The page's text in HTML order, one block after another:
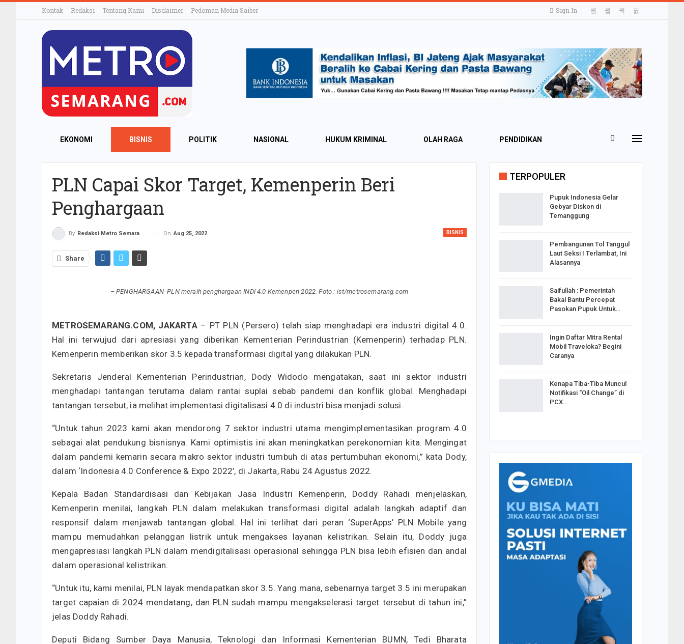
Sign In
Kontak Redaksi Tentang Kami Disclaimer Pedoman Media Saiber
EKONOMI BISNIS POLITIK NASIONAL HUKUM KRIMINAL OLAH RAGA PENDIDIKAN
KULINER
PLN Capai Skor Target, Kemenperin Beri
Penghargaan
BISNIS
By Redaksi Metro Semarang On Aug 25, 2022
Share
– PENGHARGAAN- PLN meraih penghargaan INDI 4.0 Kemenperi 2022. Foto : ist/metrosemarang.com
METROSEMARANG.COM, JAKARTA– PT PLN (Persero) telah siap menghadapi era industri digital 4.0.
Hal ini terwujud dari apresiasi yang diberikan Kementerian Perindustrian (Kemenperin) terhadap PLN.
Kemenperin memberikan skor 3.5 kepada transformasi digital yang dilakukan PLN.
Sekretaris Jenderal Kementerian Perindustrian, Dody Widodo mengatakan, saat ini sektor industri
menghadapi tantangan terutama dalam rantai suplai sebab pandemi dan konflik global. Menghadapi
tantangan tersebut, ia melihat implementasi digitalisasi 4.0 di industri bisa menjadi solusi.
“Untuk tahun 2023 kami akan mendorong 7 sektor industri utama mengimplementasikan program 4.0
sebagai alat pendukung bisnisnya. Kami optimistis ini akan meningkatkan perekonomian kita. Mengingat
dalam pandemi kemarin secara makro sektor industri tumbuh di atas pertumbuhan ekonomi,” kata Dody,
dalam ‘Indonesia 4.0 Conference & Expo 2022’, di Jakarta, Rabu 24 Agustus 2022.
Kepala Badan Standardisasi dan Kebijakan Jasa Industri Kemenperin, Doddy Rahadi menjelaskan,
Kemenperin menilai, langkah PLN dalam melakukan transformasi digital adalah langkah adaptif dan
responsif dalam menjawab tantangan global. Hal ini terlihat dari peran ‘SuperApps’ PLN Mobile yang
mampu memudahkan pelanggan listrik untuk mengakses layanan kelistrikan. Selain itu, Doddy juga
mengapresiasi langkah PLN dalam mendigitalisasi operasional sehingga PLN bisa lebih efisien dan andal
dalam operasional kelistrikan.
“Untuk itu, kami menilai, PLN layak mendapatkan skor 3.5. Yang mana, sebenarnya target 3.5 ini merupakan
target capaian di 2024 mendatang, dan PLN sudah mampu mengakselerasi target tersebut di tahun ini,”
jelas Doddy Rahadi.
Deputi Bidang Sumber Daya Manusia, Teknologi dan Informasi Kementerian BUMN, Tedi Bharata
TERPOPULER
Pupuk Indonesia Gelar
Gebyar Diskon di
Temanggung
Pembangunan Tol Tanggul
Laut Seksi I Terlambat, Ini
Alasannya
Saifullah : Pemerintah
Bakal Bantu Percepat
Pasokan Pupuk Untuk…
Ingin Daftar Mitra Rental
Mobil Traveloka? Begini
Caranya
Kenapa Tiba-Tiba Muncul
Notifikasi “Oil Change” di
PCX…